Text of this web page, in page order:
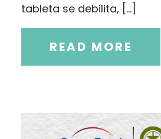
tableta se debilita, […]
READ MORE